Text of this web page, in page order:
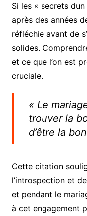
Si les « secrets
après des années
réfléchie avant de
solides.
et ce que l’on est
cruciale.
« Le
trouver la
d’être la
Cette citation
l’introspection et
et pendant le
à cet engagement